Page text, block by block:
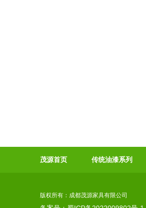
茂源首页 传统油漆系列
版权所有：成都茂源家具有限公司